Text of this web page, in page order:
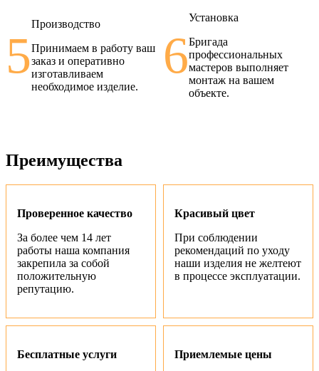
5
Производство
Принимаем в работу ваш
заказ и оперативно
изготавливаем
необходимое изделие.
6
Установка
Бригада
профессиональных
мастеров выполняет
монтаж на вашем
объекте.
Преимущества
Проверенное качество
За более чем 14 лет
работы наша компания
закрепила за собой
положительную
репутацию.
Красивый цвет
При соблюдении
рекомендаций по уходу
наши изделия не желтеют
в процессе эксплуатации.
Бесплатные услуги
Приемлемые цены